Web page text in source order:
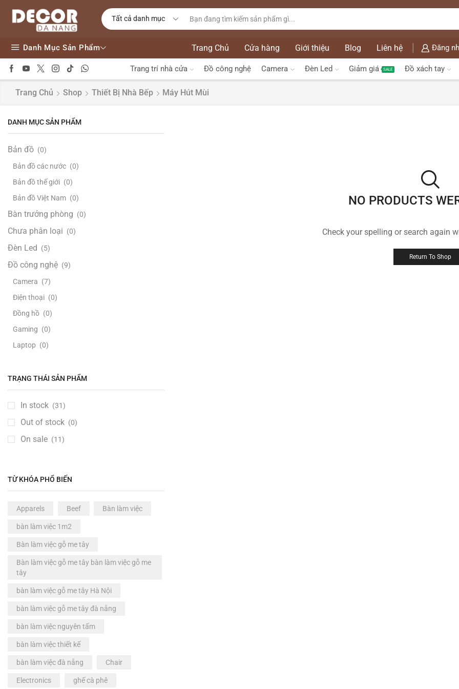
Danh Mục Sản Phẩm Trang Chủ Cửa hàng Giới thiệu Blog Liên hệ Đăng
Trang trí nhà cửa Đồ công nghệ Camera Đèn Led Giảm giá SALE Đồ xách tay
Trang Chủ Shop Thiết Bị Nhà Bếp Máy Hút Mùi
NO PRODUCTS
Check your spelling or search again
Return To Shop
DANH MỤC SẢN PHẨM
Bản đồ (0)
Bản đồ các nước (0)
Bản đồ thế giới (0)
Bản đồ Việt Nam (0)
Bàn trưởng phòng (0)
Chưa phân loại (0)
Đèn Led (5)
Đồ công nghệ (9)
Camera (7)
Điện thoại (0)
Đồng hồ (0)
Gaming (0)
Laptop (0)
Máy tính PC
(1)
TV & Màn hình (8)
Đồ Handmade (1)
Đồ thanh lý (5)
Đồ xách tay (11)
Ghế ăn
(0)
Ghế ăn dặm (0)
Ghế bar (0)
Ghế cà phê (1)
Ghế dài & đôn
(0)
Ghế Ghỗ Cao Su
Ghế gỗ me tây
(1)
(0)
Khuyến mãi
Nhà thông minh (0)
TRẠNG THÁI SẢN PHẨM
In stock (31)
Out of stock (0)
On sale (11)
TỪ KHÓA PHỔ BIẾN
Apparels Beef Bàn làm việc
bàn làm việc 1m2
Bàn làm việc gỗ me tây
Bàn làm việc gỗ me tây bàn làm việc gỗ me
tây
bàn làm việc gỗ me tây Hà Nội
bàn làm việc gỗ me tây đà nẵng
bàn làm việc nguyên tấm
bàn làm việc thiết kế
bàn làm việc đà nẵng Chair
Electronics ghế cà phê